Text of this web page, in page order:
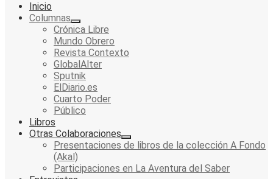
Inicio
Columnas
Crónica Libre
Mundo Obrero
Revista Contexto
GlobalAlter
Sputnik
ElDiario.es
Cuarto Poder
Público
Libros
Otras Colaboraciones
Presentaciones de libros de la colección A Fondo
(Akal)
Participaciones en La Aventura del Saber